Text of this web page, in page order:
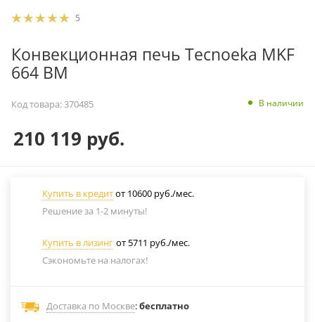
5
Конвекционная печь Tecnoeka MKF
664 BM
Код товара:370485 В наличии
210 119 руб.
Купить в кредитот 10600 руб./мес.
Решение за 1-2 минуты!
Купить в лизинг от 5711 руб./мес.
Сэкономьте на налогах!
Доставка по Москве:бесплатно